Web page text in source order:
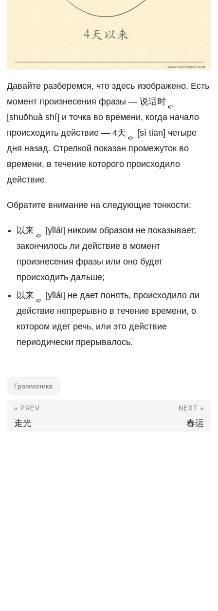
Давайте разберемся, что здесь изображено. Есть
момент произнесения фразы — 说话时
[shuōhuà shí] и точка во времени, когда начало
происходить действие — 4天
[sì tiān] четыре
дня назад. Стрелкой показан промежуток во
времени, в течение которого происходило
действие.
Обратите внимание на следующие тонкости:
以来
[yǐlái] никоим образом не показывает,
закончилось ли действие в момент
произнесения фразы или оно будет
происходить дальше;
以来
[yǐlái] не дает понять, происходило ли
действие непрерывно в течение времени, о
котором идет речь, или это действие
периодически прерывалось.
Грамматика
« PREV
走光
NEXT »
春运